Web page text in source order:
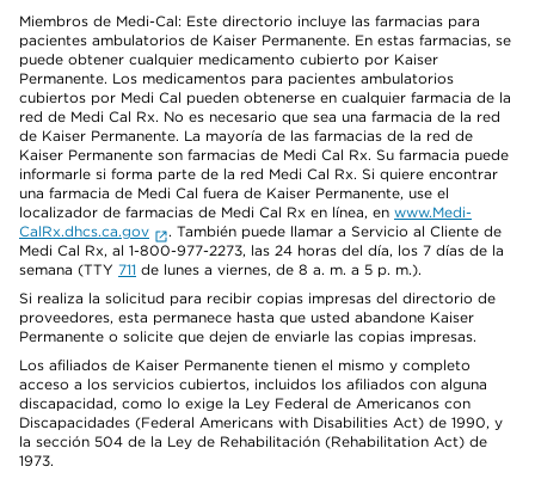
Miembros de Medi-Cal: Este directorio incluye las farmacias para
pacientes ambulatorios de Kaiser Permanente. En estas farmacias, se
puede obtener cualquier medicamento cubierto por Kaiser
Permanente. Los medicamentos para pacientes ambulatorios
cubiertos por Medi Cal pueden obtenerse en cualquier farmacia de la
red de Medi Cal Rx. No es necesario que sea una farmacia de la red
de Kaiser Permanente. La mayoría de las farmacias de la red de
Kaiser Permanente son farmacias de Medi Cal Rx. Su farmacia puede
informarle si forma parte de la red Medi Cal Rx. Si quiere encontrar
una farmacia de Medi Cal fuera de Kaiser Permanente, use el
localizador de farmacias de Medi Cal Rx en línea, en www.Medi-
CalRx.dhcs.ca.gov
. También puede llamar a Servicio al Cliente de
Medi Cal Rx, al 1-800-977-2273, las 24 horas del día, los 7 días de la
semana (TTY 711 de lunes a viernes, de 8 a. m. a 5 p. m.).
Si realiza la solicitud para recibir copias impresas del directorio de
proveedores, esta permanece hasta que usted abandone Kaiser
Permanente o solicite que dejen de enviarle las copias impresas.
Los afiliados de Kaiser Permanente tienen el mismo y completo
acceso a los servicios cubiertos, incluidos los afiliados con alguna
discapacidad, como lo exige la Ley Federal de Americanos con
Discapacidades (Federal Americans with Disabilities Act) de 1990, y
la sección 504 de la Ley de Rehabilitación (Rehabilitation Act) de
1973.